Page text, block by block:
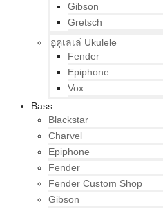
Gibson
Gretsch
อูคูเลเล่ Ukulele
Fender
Epiphone
Vox
Bass
Blackstar
Charvel
Epiphone
Fender
Fender Custom Shop
Gibson